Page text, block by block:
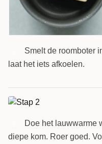
Smelt de roomboter
laat het iets afkoelen.
Doe het lauwwarme
diepe kom. Roer goed.